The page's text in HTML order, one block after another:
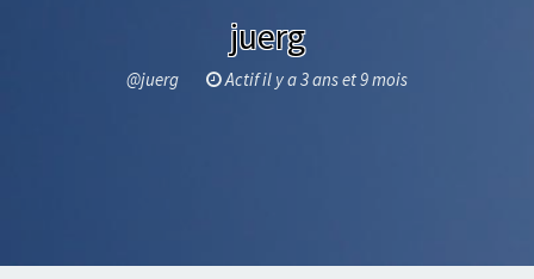
juerg
@juerg Actif il y a 3 ans et 9 mois